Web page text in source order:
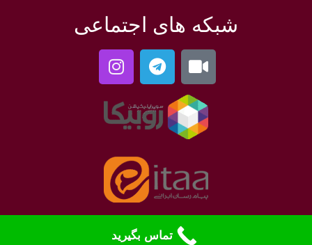
شبکه های اجتماعی
تماس بگیرید